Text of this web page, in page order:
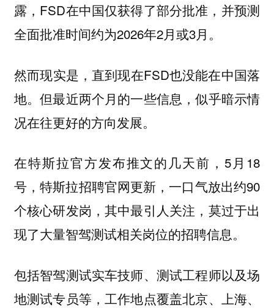
露，FSD在中国仅获得了部分批准，并预测
全面批准时间约为2026年2月或3月。
然而现实是，直到现在FSD也没能在中国落
地。但最近两个月的一些信息，似乎暗示情
况在往更好的方向发展。
在特斯拉官方发布推文的几天前，5月18
号，特斯拉招聘官网更新，一口气放出约90
个核心研发岗，其中最引人关注，莫过于出
现了大量智驾测试相关岗位的招聘信息。
包括智驾测试实车技师、测试工程师以及场
地测试专员等，工作地点覆盖北京、上海、